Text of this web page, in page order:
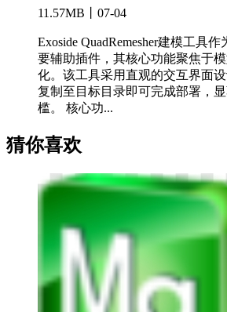
11.57MB丨07-04
Exoside QuadRemesher建模工具
要辅助插件，其核心功能聚焦于
化。该工具采用直观的交互界面
复制至目标目录即可完成部署，
槛。 核心功...
猜你喜欢